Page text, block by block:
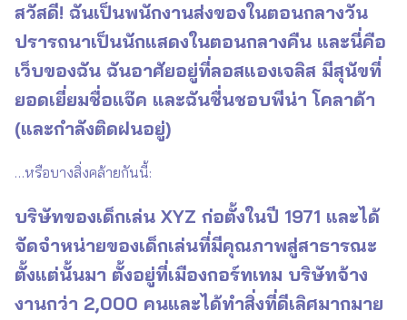
สวัสดี! ฉันเป็นพนักงานส่งของในตอนกลางวัน
ปรารถนาเป็นนักแสดงในตอนกลางคืน และนี่คือ
เว็บของฉัน ฉันอาศัยอยู่ที่ลอสแองเจลิส มีสุนัขที่
ยอดเยี่ยมชื่อแจ๊ค และฉันชื่นชอบพีน่า โคลาด้า
(และกำลังติดฝนอยู่)
…หรือบางสิ่งคล้ายกันนี้:
บริษัทของเด็กเล่น XYZ ก่อตั้งในปี 1971 และได้
จัดจำหน่ายของเด็กเล่นที่มีคุณภาพสู่สาธารณะ
ตั้งแต่นั้นมา ตั้งอยู่ที่เมืองกอร์ทเทม บริษัทจ้าง
งานกว่า 2,000 คนและได้ทำสิ่งที่ดีเลิศมากมาย